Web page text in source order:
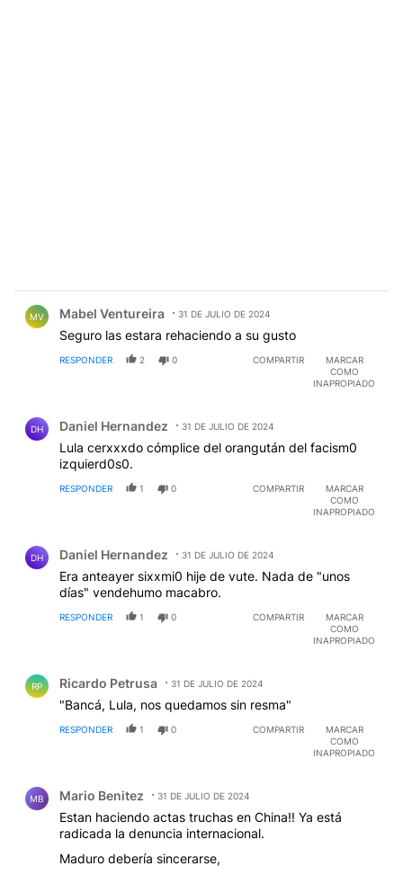
MV Mabel Ventureira 31 DE JULIO DE 2024
Seguro las estara rehaciendo a su gusto
RESPONDER 2 0 COMPARTIR
MARCAR
COMO
INAPROPIADO
DH Daniel Hernandez 31 DE JULIO DE 2024
Lula cerxxxdo cómplice del orangután del facism0
izquierd0s0.
RESPONDER 1 0 COMPARTIR
MARCAR
COMO
INAPROPIADO
DH Daniel Hernandez 31 DE JULIO DE 2024
Era anteayer sixxmi0 hije de vute. Nada de "unos
días" vendehumo macabro.
RESPONDER 1 0 COMPARTIR
MARCAR
COMO
INAPROPIADO
RP Ricardo Petrusa 31 DE JULIO DE 2024
"Bancá, Lula, nos quedamos sin resma"
RESPONDER 1 0 COMPARTIR
MARCAR
COMO
INAPROPIADO
MB Mario Benitez 31 DE JULIO DE 2024
Estan haciendo actas truchas en China!! Ya está
radicada la denuncia internacional.
Maduro debería sincerarse,